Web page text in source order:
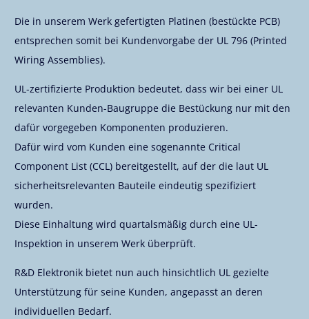
Die in unserem Werk gefertigten Platinen (bestückte PCB)
entsprechen somit bei Kundenvorgabe der UL 796 (Printed
Wiring Assemblies).
UL-zertifizierte Produktion bedeutet, dass wir bei einer UL
relevanten Kunden-Baugruppe die Bestückung nur mit den
dafür vorgegeben Komponenten produzieren.
Dafür wird vom Kunden eine sogenannte Critical
Component List (CCL) bereitgestellt, auf der die laut UL
sicherheitsrelevanten Bauteile eindeutig spezifiziert
wurden.
Diese Einhaltung wird quartalsmäßig durch eine UL-
Inspektion in unserem Werk überprüft.
R&D Elektronik bietet nun auch hinsichtlich UL gezielte
Unterstützung für seine Kunden, angepasst an deren
individuellen Bedarf.